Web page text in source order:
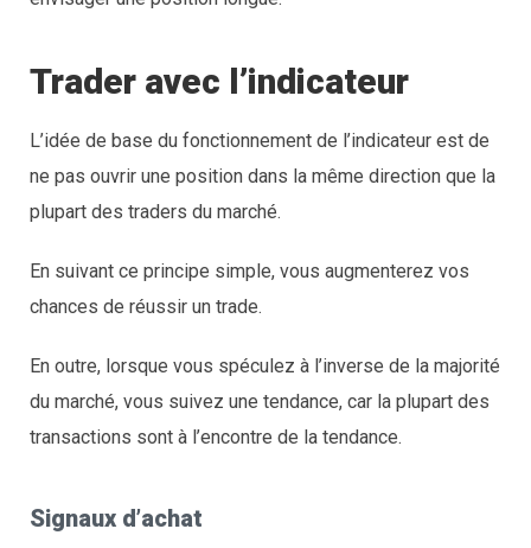
Trader avec l’indicateur
L’idée de base du fonctionnement de l’indicateur est de
ne pas ouvrir une position dans la même direction que la
plupart des traders du marché.
En suivant ce principe simple, vous augmenterez vos
chances de réussir un trade.
En outre, lorsque vous spéculez à l’inverse de la majorité
du marché, vous suivez une tendance, car la plupart des
transactions sont à l’encontre de la tendance.
Signaux d’achat